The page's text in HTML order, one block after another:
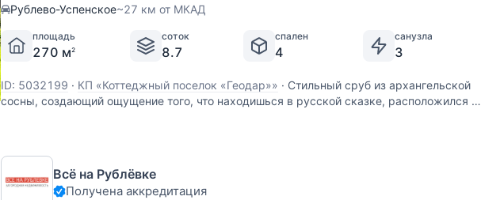
Рублево-Успенское~27 км от МКАД
площадь
270 м2
соток
8.7
спален
4
санузла
3
ID: 5032199 · КП «Коттеджный поселок «Геодар»» · Стильный сруб из архангельской
сосны, создающий ощущение того, что находишься в русской сказке, расположился на
Всё на Рублёвке
Получена аккредитация